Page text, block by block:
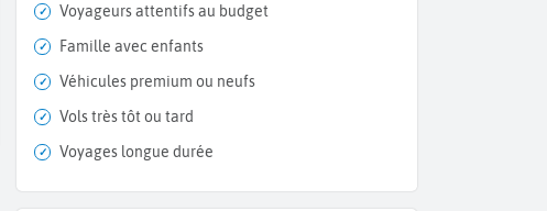
Voyageurs attentifs au budget
Famille avec enfants
Véhicules premium ou neufs
Vols très tôt ou tard
Voyages longue durée